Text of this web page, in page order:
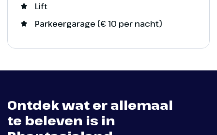
Lift
Parkeergarage (€ 10 per nacht)
Ontdek wat er allemaal
te beleven is in